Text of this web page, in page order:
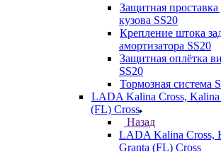
Защитная
кузова SS20
Крепление штока
амортизатора SS20
Защитная оплётка
SS20
Тормозная система
LADA Kalina Cross, Kalina
(FL) Cross
Назад
LADA Kalina Cross,
Granta (FL) Cross